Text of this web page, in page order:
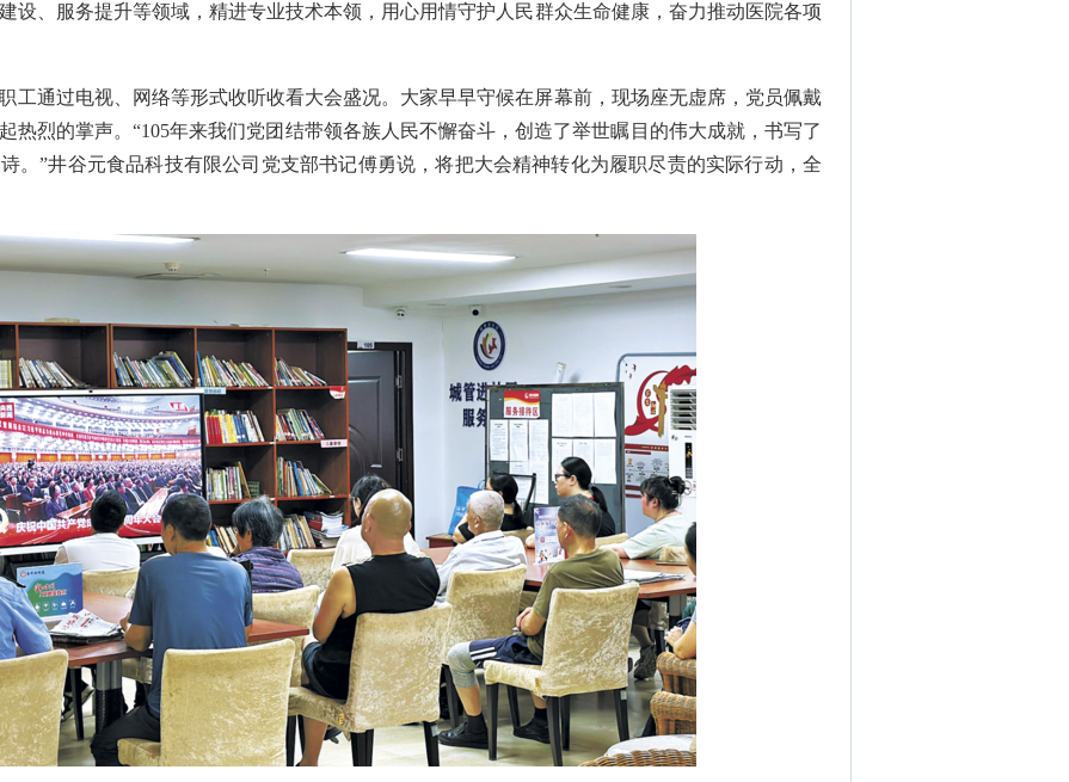
设、服务提升等领域，精进专业技术本领，用心用情守护人民群众生命健康，奋力推动医院各项
工通过电视、网络等形式收听收看大会盛况。大家早早守候在屏幕前，现场座无虚席，党员佩戴
热烈的掌声。“105年来我们党团结带领各族人民不懈奋斗，创造了举世瞩目的伟大成就，书写了
。”井谷元食品科技有限公司党支部书记傅勇说，将把大会精神转化为履职尽责的实际行动，全